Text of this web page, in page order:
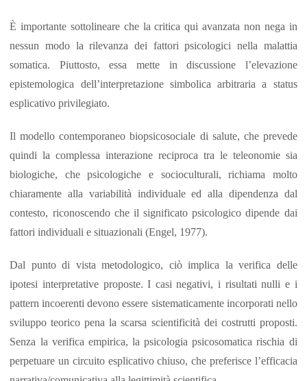
È importante sottolineare che la critica qui avanzata non nega in
nessun modo la rilevanza dei fattori psicologici nella malattia
somatica. Piuttosto, essa mette in discussione l’elevazione
epistemologica dell’interpretazione simbolica arbitraria a status
esplicativo privilegiato.
Il modello contemporaneo biopsicosociale di salute, che prevede
quindi la complessa interazione reciproca tra le teleonomie sia
biologiche, che psicologiche e socioculturali, richiama molto
chiaramente alla variabilità individuale ed alla dipendenza dal
contesto, riconoscendo che il significato psicologico dipende dai
fattori individuali e situazionali (Engel, 1977).
Dal punto di vista metodologico, ciò implica la verifica delle
ipotesi interpretative proposte. I casi negativi, i risultati nulli e i
pattern incoerenti devono essere sistematicamente incorporati nello
sviluppo teorico pena la scarsa scientificità dei costrutti proposti.
Senza la verifica empirica, la psicologia psicosomatica rischia di
perpetuare un circuito esplicativo chiuso, che preferisce l’efficacia